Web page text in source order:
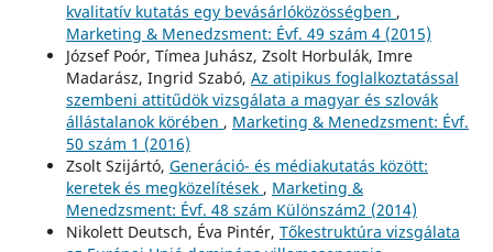
kvalitatív kutatás egy bevásárlóközösségben ,
Marketing & Menedzsment: Évf. 49 szám 4 (2015)
József Poór, Tímea Juhász, Zsolt Horbulák, Imre
Madarász, Ingrid Szabó, Az atipikus foglalkoztatással
szembeni attitűdök vizsgálata a magyar és szlovák
állástalanok körében , Marketing & Menedzsment: Évf.
50 szám 1 (2016)
Zsolt Szijártó, Generáció- és médiakutatás között:
keretek és megközelítések , Marketing &
Menedzsment: Évf. 48 szám Különszám2 (2014)
Nikolett Deutsch, Éva Pintér, Tőkestruktúra vizsgálata